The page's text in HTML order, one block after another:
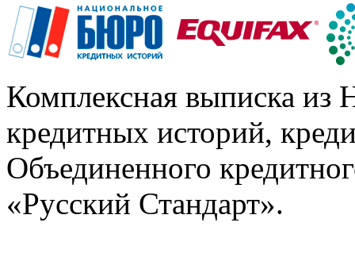
Комплексная выписка из
кредитных историй,
Объединенного
«Русский Стандарт».